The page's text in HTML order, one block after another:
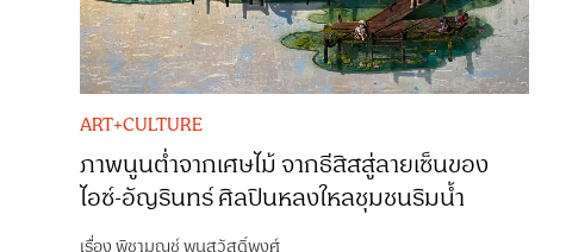
ART+CULTURE
ภาพนูนต่ำจากเศษไม้ จากธีสิสสู่ลายเซ็นของ
ไอซ์-อัญรินทร์ ศิลปินหลงใหลชุมชนริมน้ำ
เรื่องพิชามญชุ์ พูนสวัสดิ์พงศ์